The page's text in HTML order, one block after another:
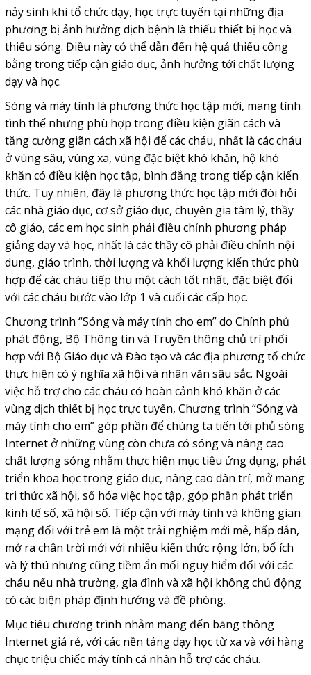
nảy sinh khi tổ chức dạy, học trực tuyến tại những địa
phương bị ảnh hưởng dịch bệnh là thiếu thiết bị học và
thiếu sóng. Điều này có thể dẫn đến hệ quả thiếu công
bằng trong tiếp cận giáo dục, ảnh hưởng tới chất lượng
dạy và học.
Sóng và máy tính là phương thức học tập mới, mang tính
tình thế nhưng phù hợp trong điều kiện giãn cách và
tăng cường giãn cách xã hội để các cháu, nhất là các cháu
ở vùng sâu, vùng xa, vùng đặc biệt khó khăn, hộ khó
khăn có điều kiện học tập, bình đẳng trong tiếp cận kiến
thức. Tuy nhiên, đây là phương thức học tập mới đòi hỏi
các nhà giáo dục, cơ sở giáo dục, chuyên gia tâm lý, thầy
cô giáo, các em học sinh phải điều chỉnh phương pháp
giảng dạy và học, nhất là các thầy cô phải điều chỉnh nội
dung, giáo trình, thời lượng và khối lượng kiến thức phù
hợp để các cháu tiếp thu một cách tốt nhất, đặc biệt đối
với các cháu bước vào lớp 1 và cuối các cấp học.
Chương trình “Sóng và máy tính cho em” do Chính phủ
phát động, Bộ Thông tin và Truyền thông chủ trì phối
hợp với Bộ Giáo dục và Đào tạo và các địa phương tổ chức
thực hiện có ý nghĩa xã hội và nhân văn sâu sắc. Ngoài
việc hỗ trợ cho các cháu có hoàn cảnh khó khăn ở các
vùng dịch thiết bị học trực tuyến, Chương trình “Sóng và
máy tính cho em” góp phần để chúng ta tiến tới phủ sóng
Internet ở những vùng còn chưa có sóng và nâng cao
chất lượng sóng nhằm thực hiện mục tiêu ứng dụng, phát
triển khoa học trong giáo dục, nâng cao dân trí, mở mang
tri thức xã hội, số hóa việc học tập, góp phần phát triển
kinh tế số, xã hội số. Tiếp cận với máy tính và không gian
mạng đối với trẻ em là một trải nghiệm mới mẻ, hấp dẫn,
mở ra chân trời mới với nhiều kiến thức rộng lớn, bổ ích
và lý thú nhưng cũng tiềm ẩn mối nguy hiểm đối với các
cháu nếu nhà trường, gia đình và xã hội không chủ động
có các biện pháp định hướng và đề phòng.
Mục tiêu chương trình nhằm mang đến băng thông
Internet giá rẻ, với các nền tảng dạy học từ xa và với hàng
chục triệu chiếc máy tính cá nhân hỗ trợ các cháu.